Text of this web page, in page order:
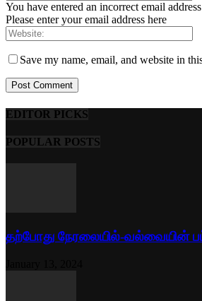
You have entered an incorrect email
Please enter your email address here
Save my name, email, and website in
EDITOR PICKS
POPULAR POSTS
தற்போது நேரலையில்-வல்வையின்